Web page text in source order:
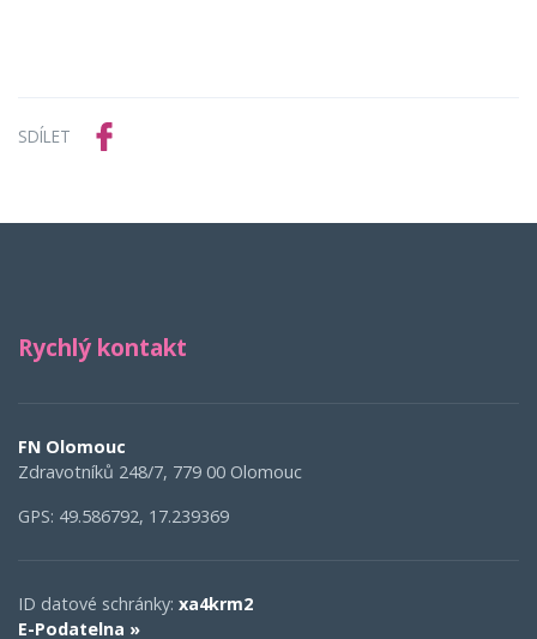
Rychlý kontakt
GPS: 49.586792, 17.239369